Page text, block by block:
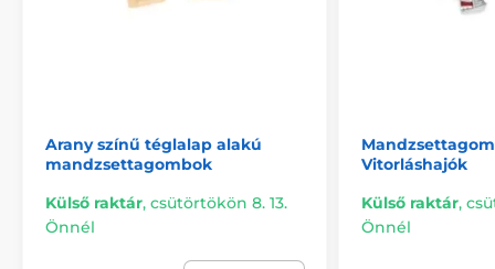
Arany színű téglalap alakú
mandzsettagombok
Külső raktár, csütörtökön 8. 13.
Önnél
Vitorláshajók
Külső raktár,
Önnél